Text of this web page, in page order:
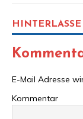
E-Mail Adresse
Kommentar